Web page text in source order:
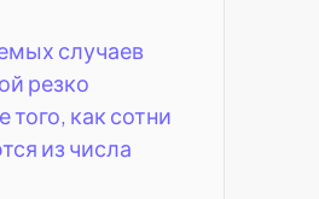
случаев
резко
как сотни
из числа